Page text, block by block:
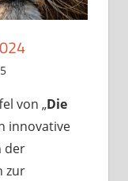
von „Die
innovative
der
zur